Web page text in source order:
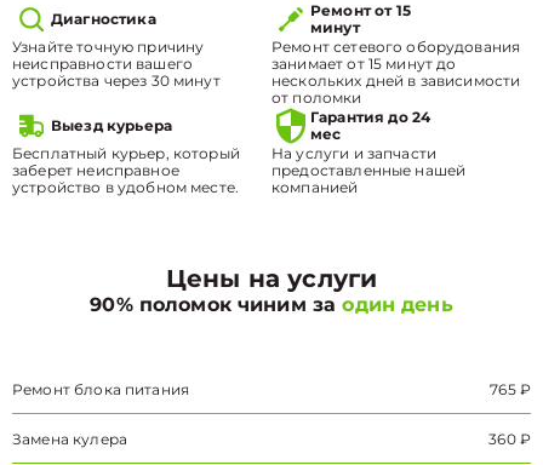
Диагностика
Узнайте точную причину
неисправности вашего
устройства через 30 минут
Ремонт от 15
минут
Ремонт сетевого оборудования
занимает от 15 минут до
нескольких дней в зависимости
от поломки
Выезд курьера
Бесплатный курьер, который
заберет неисправное
устройство в удобном месте.
Гарантия до 24
мес
На услуги и запчасти
предоставленные нашей
компанией
Цены на услуги
90% поломок чиним заодин день
Ремонт блока питания 765 ₽
Замена кулера 360 ₽